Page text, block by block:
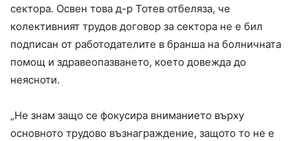
сектора. Освен това д-р Тотев отбеляза, че
колективният трудов договор за сектора не е бил
подписан от работодателите в бранша на болничната
помощ и здравеопазването, което довежда до
неясноти.
„Не знам защо се фокусира вниманието върху
основното трудово възнаграждение, защото то не е